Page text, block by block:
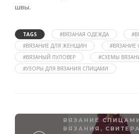
швы.
TAGS #ВЯЗАНАЯ ОДЕЖДА
#ВЯЗАНИЕ ДЛЯ ЖЕНЩИН
#ВЯЗАНИЕ
#ВЯЗАНЫЙ ПУЛОВЕР
#СХЕМЫ
#УЗОРЫ ДЛЯ ВЯЗАНИЯ СПИЦАМИ
ВЯЗАНИЕ
ВЯЗАНИЯ ,